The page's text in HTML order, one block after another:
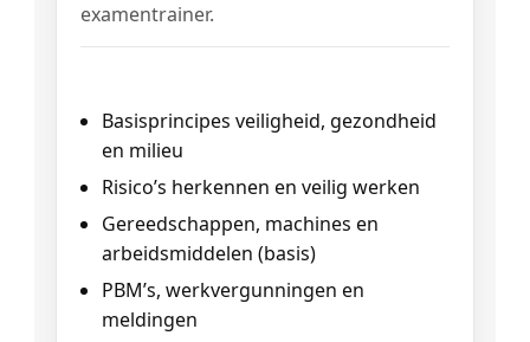
examentrainer.
Basisprincipes veiligheid, gezondheid
en milieu
Risico’s herkennen en veilig werken
Gereedschappen, machines en
arbeidsmiddelen (basis)
PBM’s, werkvergunningen en
meldingen